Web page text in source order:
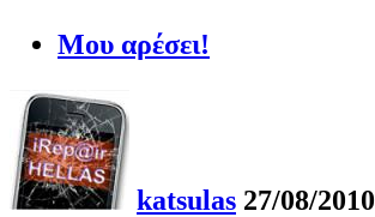
Μου αρέσει!
katsulas 27/08/2010